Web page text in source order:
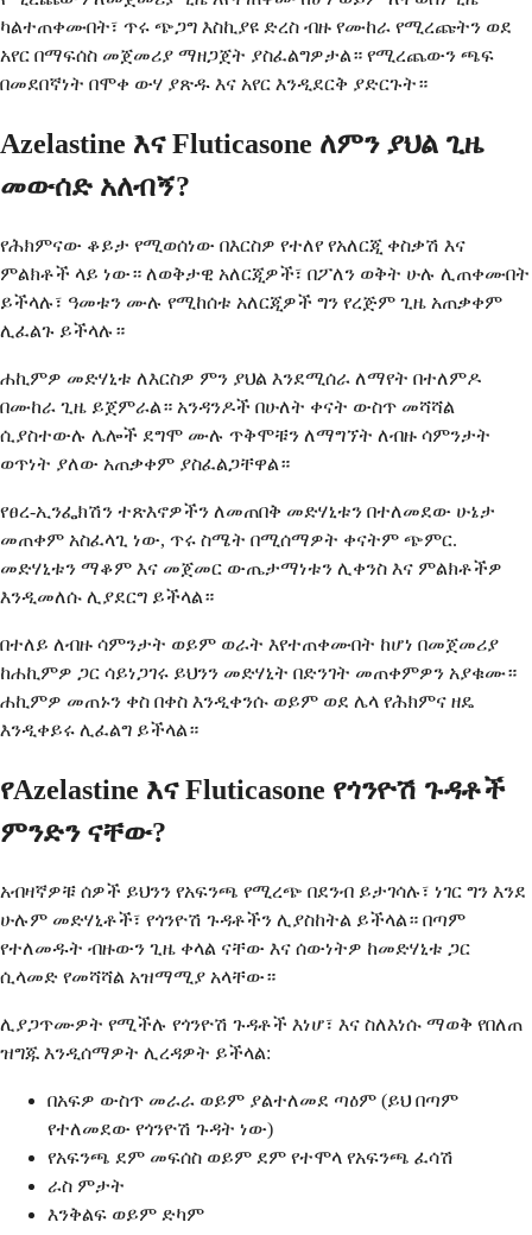
ካልተጠቀሙበት፣ ጥሩ ጭጋግ እስኪያዩ ድረስ ብዙ የሙከራ የሚረጩትን ወደ
አየር በማፍሰስ መጀመሪያ ማዘጋጀት ያስፈልግዎታል። የሚረጨውን ጫፍ
በመደበኛነት በሞቀ ውሃ ያጽዱ እና አየር እንዲደርቅ ያድርጉት።
Azelastine እና Fluticasone ለምን ያህል ጊዜ
መውሰድ አለብኝ?
የሕክምናው ቆይታ የሚወሰነው በእርስዎ የተለየ የአለርጂ ቀስቃሽ እና
ምልክቶች ላይ ነው። ለወቅታዊ አለርጂዎች፣ በፖለን ወቅት ሁሉ ሊጠቀሙበት
ይችላሉ፣ ዓመቱን ሙሉ የሚከሰቱ አለርጂዎች ግን የረጅም ጊዜ አጠቃቀም
ሊፈልጉ ይችላሉ።
ሐኪምዎ መድሃኒቱ ለእርስዎ ምን ያህል እንደሚሰራ ለማየት በተለምዶ
በሙከራ ጊዜ ይጀምራል። አንዳንዶች በሁለት ቀናት ውስጥ መሻሻል
ሲያስተውሉ ሌሎች ደግሞ ሙሉ ጥቅሞቹን ለማግኘት ለብዙ ሳምንታት
ወጥነት ያለው አጠቃቀም ያስፈልጋቸዋል።
የፀረ-ኢንፌክሽን ተጽእኖዎችን ለመጠበቅ መድሃኒቱን በተለመደው ሁኔታ
መጠቀም አስፈላጊ ነው, ጥሩ ስሜት በሚሰማዎት ቀናትም ጭምር.
መድሃኒቱን ማቆም እና መጀመር ውጤታማነቱን ሊቀንስ እና ምልክቶችዎ
እንዲመለሱ ሊያደርግ ይችላል።
በተለይ ለብዙ ሳምንታት ወይም ወራት እየተጠቀሙበት ከሆነ በመጀመሪያ
ከሐኪምዎ ጋር ሳይነጋገሩ ይህንን መድሃኒት በድንገት መጠቀምዎን አያቁሙ።
ሐኪምዎ መጠኑን ቀስ በቀስ እንዲቀንሱ ወይም ወደ ሌላ የሕክምና ዘዴ
እንዲቀይሩ ሊፈልግ ይችላል።
የAzelastine እና Fluticasone የጎንዮሽ ጉዳቶች
ምንድን ናቸው?
አብዛኛዎቹ ሰዎች ይህንን የአፍንጫ የሚረጭ በደንብ ይታገሳሉ፣ ነገር ግን እንደ
ሁሉም መድሃኒቶች፣ የጎንዮሽ ጉዳቶችን ሊያስከትል ይችላል። በጣም
የተለመዱት ብዙውን ጊዜ ቀላል ናቸው እና ሰውነትዎ ከመድሃኒቱ ጋር
ሲላመድ የመሻሻል አዝማሚያ አላቸው።
ሊያጋጥሙዎት የሚችሉ የጎንዮሽ ጉዳቶች እነሆ፣ እና ስለእነሱ ማወቅ የበለጠ
ዝግጁ እንዲሰማዎት ሊረዳዎት ይችላል:
በአፍዎ ውስጥ መራራ ወይም ያልተለመደ ጣዕም (ይህ በጣም
የተለመደው የጎንዮሽ ጉዳት ነው)
የአፍንጫ ደም መፍሰስ ወይም ደም የተሞላ የአፍንጫ ፈሳሽ
ራስ ምታት
እንቅልፍ ወይም ድካም